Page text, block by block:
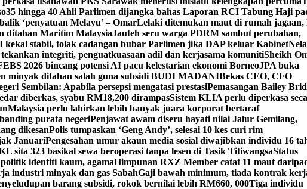
35 hingga 40 Ahli Parlimen dijangka bahas Laporan RCI Tabung Haji
‘penyatuan Melayu’ – OmarLelaki ditemukan maut di rumah jagaan,
ditahan Maritim MalaysiaJauteh seru warga PDRM sambut perubahan,
stabil, tolak cadangan bubar Parlimen jika DAP keluar Kabinet
integriti, penguatkuasaan adil dan kerjasama komunitiSheikh
2026 bincang potensi AI pacu kelestarian ekonomi BorneoJPA buka
minyak ditahan salah guna subsidi BUDI MADANIBekas CEO, CFO
Sembilan: Apabila persepsi mengatasi prestasiPemasangan Bailey
diberkas, syabu RM18,200 dirampasSistem KLIA perlu diperkasa
Malaysia perlu lahirkan lebih banyak juara korporat bertaraf
purata negeriPenjawat awam diseru hayati nilai Jalur Gemilang,
dikesanPolis tumpaskan ‘Geng Andy’, selesai 10 kes curi rim
JanuariPengesahan umur akaun media sosial diwajibkan individu 16
sita 323 basikal sewa beroperasi tanpa lesen di Tasik TitiwangsaStatus
identiti kaum, agamaHimpunan RXZ Member catat 11 maut
industri minyak dan gas SabahGaji bawah minimum, tiada kontrak
barang subsidi, rokok bernilai lebih RM660, 000Tiga individu